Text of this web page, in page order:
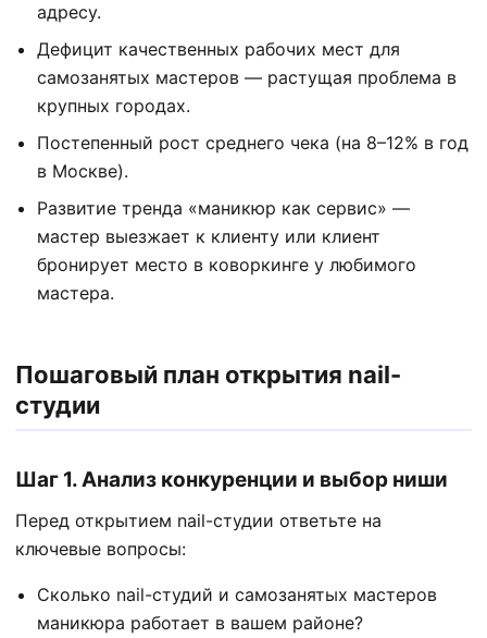
адресу.
Дефицит качественных рабочих мест для
самозанятых мастеров — растущая проблема в
крупных городах.
Постепенный рост среднего чека (на 8–12% в год
в Москве).
Развитие тренда «маникюр как сервис» —
мастер выезжает к клиенту или клиент
бронирует место в коворкинге у любимого
мастера.
Пошаговый план открытия nail-
студии
Шаг 1. Анализ конкуренции и выбор ниши
Перед открытием nail-студии ответьте на
ключевые вопросы:
Сколько nail-студий и самозанятых мастеров
маникюра работает в вашем районе?